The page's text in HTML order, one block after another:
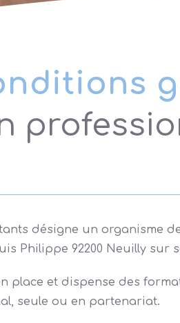
désigne un organisme
Philippe 92200 Neuilly sur
place et dispense des
seule ou en partenariat.